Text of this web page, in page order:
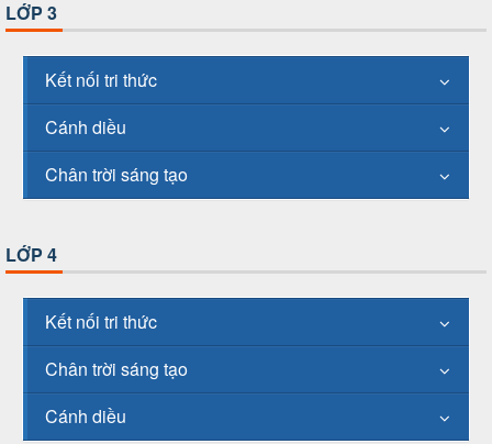
LỚP 3
Kết nối tri thức
Cánh diều
Chân trời sáng tạo
LỚP 4
Kết nối tri thức
Chân trời sáng tạo
Cánh diều